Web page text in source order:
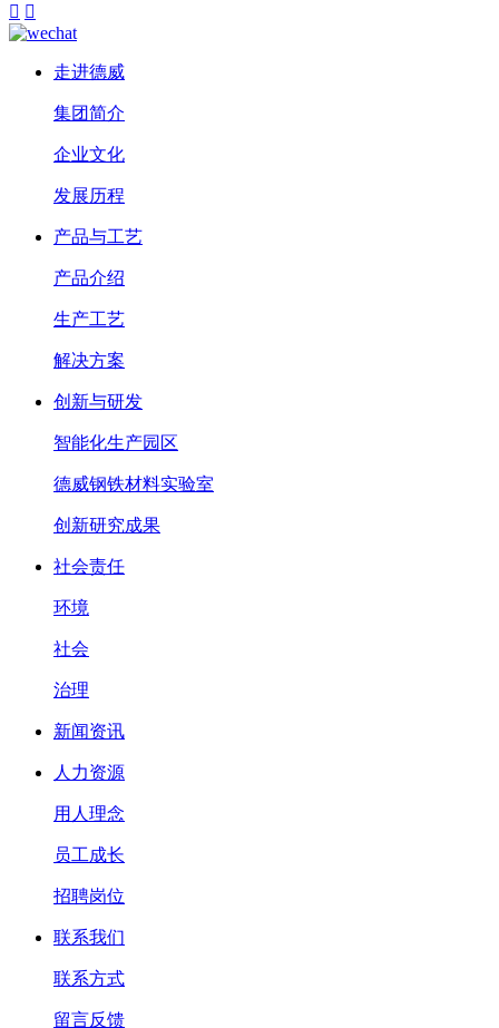
 
走进德威
集团简介
企业文化
发展历程
产品与工艺
产品介绍
生产工艺
解决方案
创新与研发
智能化生产园区
德威钢铁材料实验室
创新研究成果
社会责任
环境
社会
治理
新闻资讯
人力资源
用人理念
员工成长
招聘岗位
联系我们
联系方式
留言反馈